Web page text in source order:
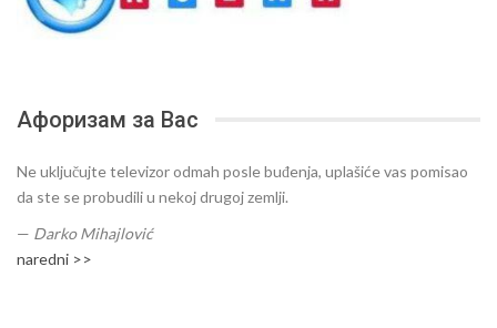
Афоризам за Вас
Ne uključujte televizor odmah posle buđenja, uplašiće vas pomisao
da ste se probudili u nekoj drugoj zemlji.
— Darko Mihajlović
naredni >>